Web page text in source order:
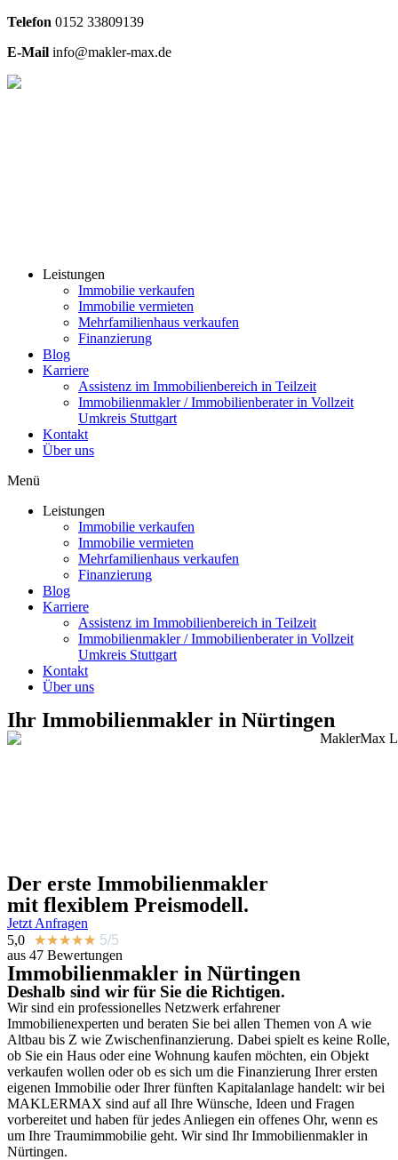
Telefon 0152 33809139
E-Mail info@makler-max.de
Leistungen
Immobilie verkaufen
Immobilie vermieten
Mehrfamilienhaus verkaufen
Finanzierung
Blog
Karriere
Assistenz im Immobilienbereich in Teilzeit
Immobilienmakler / Immobilienberater in Vollzeit
Umkreis Stuttgart
Kontakt
Über uns
Menü
Leistungen
Immobilie verkaufen
Immobilie vermieten
Mehrfamilienhaus verkaufen
Finanzierung
Blog
Karriere
Assistenz im Immobilienbereich in Teilzeit
Immobilienmakler / Immobilienberater in Vollzeit
Umkreis Stuttgart
Kontakt
Über uns
Ihr Immobilienmakler in Nürtingen
Der erste Immobilienmakler
mit flexiblem Preismodell.
Jetzt Anfragen
5,0
★★★★★ 5/5
aus 47 Bewertungen
Immobilienmakler in Nürtingen
Deshalb sind wir für Sie die Richtigen.
Wir sind ein professionelles Netzwerk erfahrener
Immobilienexperten und beraten Sie bei allen Themen von A wie
Altbau bis Z wie Zwischenfinanzierung. Dabei spielt es keine Rolle,
ob Sie ein Haus oder eine Wohnung kaufen möchten, ein Objekt
verkaufen wollen oder ob es sich um die Finanzierung Ihrer ersten
eigenen Immobilie oder Ihrer fünften Kapitalanlage handelt: wir bei
MAKLERMAX sind auf all Ihre Wünsche, Ideen und Fragen
vorbereitet und haben für jedes Anliegen ein offenes Ohr, wenn es
um Ihre Traumimmobilie geht. Wir sind Ihr Immobilienmakler in
Nürtingen.